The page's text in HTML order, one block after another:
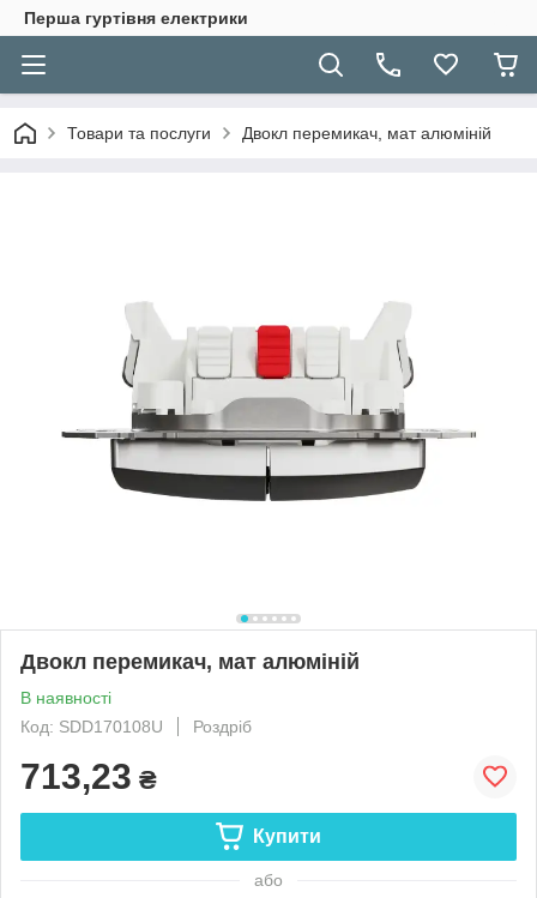
Перша гуртівня електрики
Товари та послуги Двокл перемикач, мат алюміній
Двокл перемикач, мат алюміній
В наявності
Код: SDD170108U
Роздріб
713,23 ₴
Купити
або